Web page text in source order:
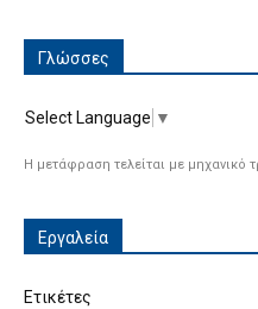
Γλώσσες
Select Language ▼
Η μετάφραση τελείται με μηχανικό
Εργαλεία
Ετικέτες